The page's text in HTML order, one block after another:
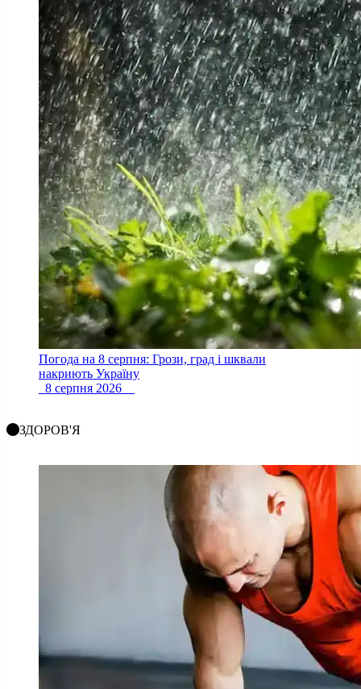
Погода на 8 серпня: Грози, град і шквали
накриють Україну
8 серпня 2026
ЗДОРОВ'Я